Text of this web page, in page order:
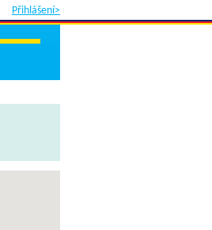
Přihlášení>